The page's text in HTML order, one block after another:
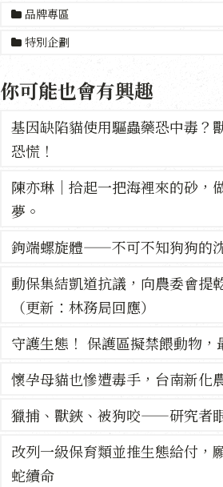
品牌專區
特別企劃
你可能也會有興趣
基因缺陷貓使用驅蟲藥恐中毒？
恐慌！
陳亦琳｜拾起一把海裡來的砂，
夢。
鉤端螺旋體——不可不知狗狗的
動保集結凱道抗議，向農委會提
（更新：林務局回應）
守護生態！ 保護區擬禁餵動物，
懷孕母貓也慘遭毒手，台南新化
獵捕、獸鋏、被狗咬——研究者
改列一級保育類並推生態給付，
蛇續命